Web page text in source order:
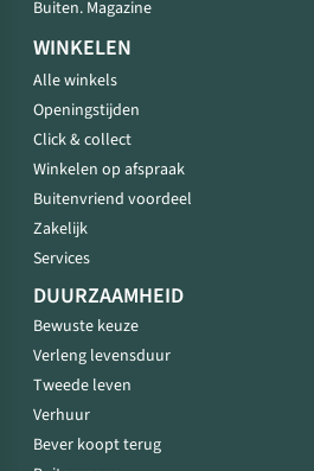
Buiten. Magazine
WINKELEN
Alle winkels
Openingstijden
Click & collect
Winkelen op afspraak
Buitenvriend voordeel
Zakelijk
Services
DUURZAAMHEID
Bewuste keuze
Verleng levensduur
Tweede leven
Verhuur
Bever koopt terug